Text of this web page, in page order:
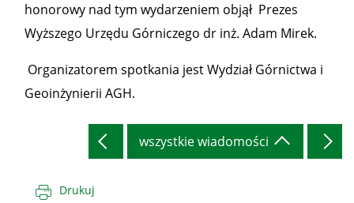
honorowy nad tym wydarzeniem objął Prezes
Wyższego Urzędu Górniczego dr inż. Adam Mirek.
Organizatorem spotkania jest Wydział Górnictwa i
Geoinżynierii AGH.
wszystkie wiadomości
Drukuj